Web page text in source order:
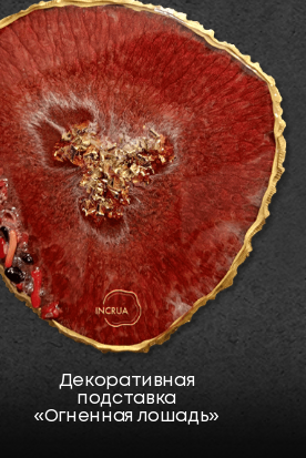
Ёлочная игрушка
«Ракушка желаний»
Ёлочная игрушка
«Жемчужная рыбка»